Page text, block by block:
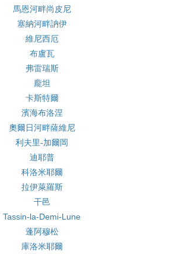
馬恩河畔尚皮尼
塞納河畔訥伊
維尼西厄
布盧瓦
弗雷瑞斯
龐坦
卡斯特爾
濱海布洛涅
奧爾日河畔薩維尼
利夫里-加爾岡
迪耶普
科洛米耶爾
拉伊萊羅斯
干邑
Tassin-la-Demi-Lune
蓬阿穆松
庫洛米耶爾